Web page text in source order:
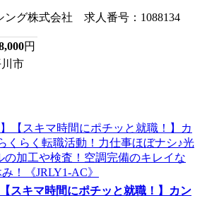
ング株式会社 求人番号：1088134
円
市
【スキマ時間にポチッと就職！】カン